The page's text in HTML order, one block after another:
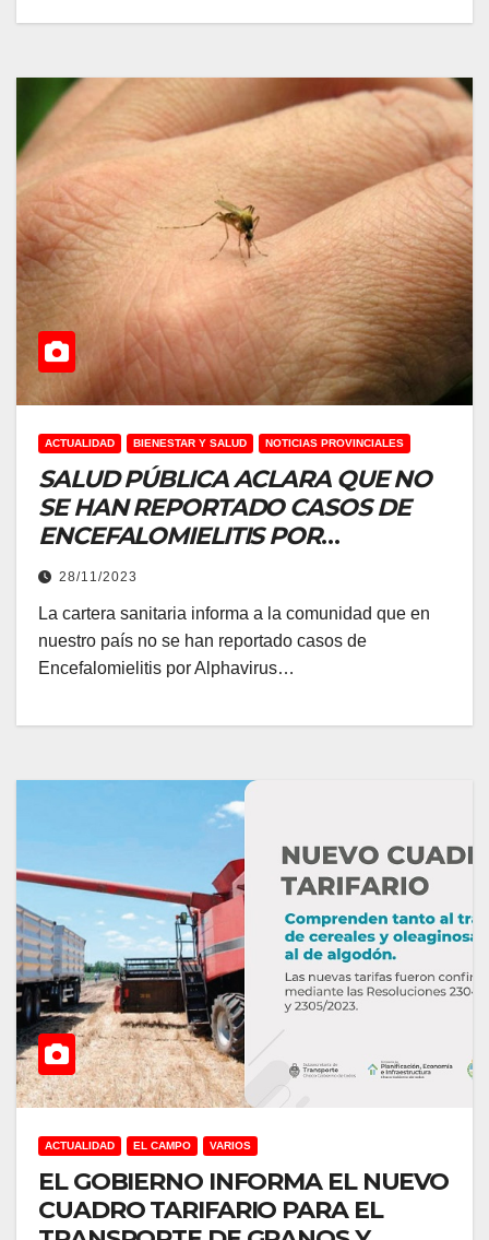
ACTUALIDAD BIENESTAR Y SALUD NOTICIAS PROVINCIALES
SALUD PÚBLICA ACLARA QUE NO
SE HAN REPORTADO CASOS DE
ENCEFALOMIELITIS POR
ALPHAVIRUS EN HUMANOS EN
ARGENTINA
28/11/2023
La cartera sanitaria informa a la comunidad que en
nuestro país no se han reportado casos de
Encefalomielitis por Alphavirus…
ACTUALIDAD EL CAMPO VARIOS
EL GOBIERNO INFORMA EL NUEVO
CUADRO TARIFARIO PARA EL